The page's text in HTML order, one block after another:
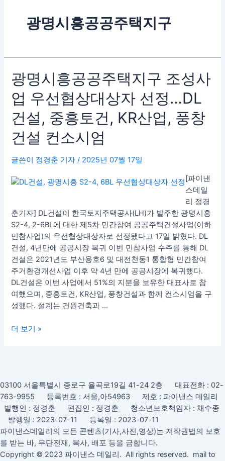
광명시흥공공주택지구
광명시흥공공주택지구 조성사
업 우선협상대상자 선정…DL
건설, 중흥토건, KR산업, 풍창
건설 컨소시엄
글쓴이 정경춘 기자/ 2025년 07월 17일
[파이낸
스데일
리 정경
춘기자] DL건설이 한국토지주택공사(LH)가 발주한 광명시흥
S2-4, 2-6BL에 대한 제5차 민간참여 공공주택건설사업(이하
민참사업)의 우선협상대상자로 선정됐다고 17일 밝혔다. DL
건설, 4년만에 공공시장 복귀 이번 민참사업 수주를 통해 DL
건설은 2021년도 부산용호6 및 대전천동1 통합형 민간참여
주거환경개선사업 이후 약 4년 만에 공공시장에 복귀했다.
DL건설은 이번 사업에서 51%의 지분을 보유한 대표사로 참
여했으며, 중흥토건, KR산업, 풍창건설과 함께 컨소시엄을 구
성했다. 설계는 건원건축과 …
광
명
시
흥
공
공
주
택
지
구
사
업
우
선
협
상
대
상
자
정…
흥
토
건,
KR
산
업,
풍
더 보기 »
03100 서울특별시 종로구 율곡로19길 41-24 2층 대표전화 : 02-
763-9955 등록번호 : 서울,아54963 제호 : 파이낸스 데일리
발행인 : 정경춘 편집인 : 정경춘 청소년보호책임자 : 채수종
발행일 : 2023-07-11 등록일 : 2023-07-11
파이낸스데일리의 모든 콘텐츠(기사,사진,영상)는 저작권법의 보호
를 받는 바, 무단전재, 복사, 배포 등을 금합니다.
Copyright © 2023 파이낸스 데일리. All rights reserved. mail to